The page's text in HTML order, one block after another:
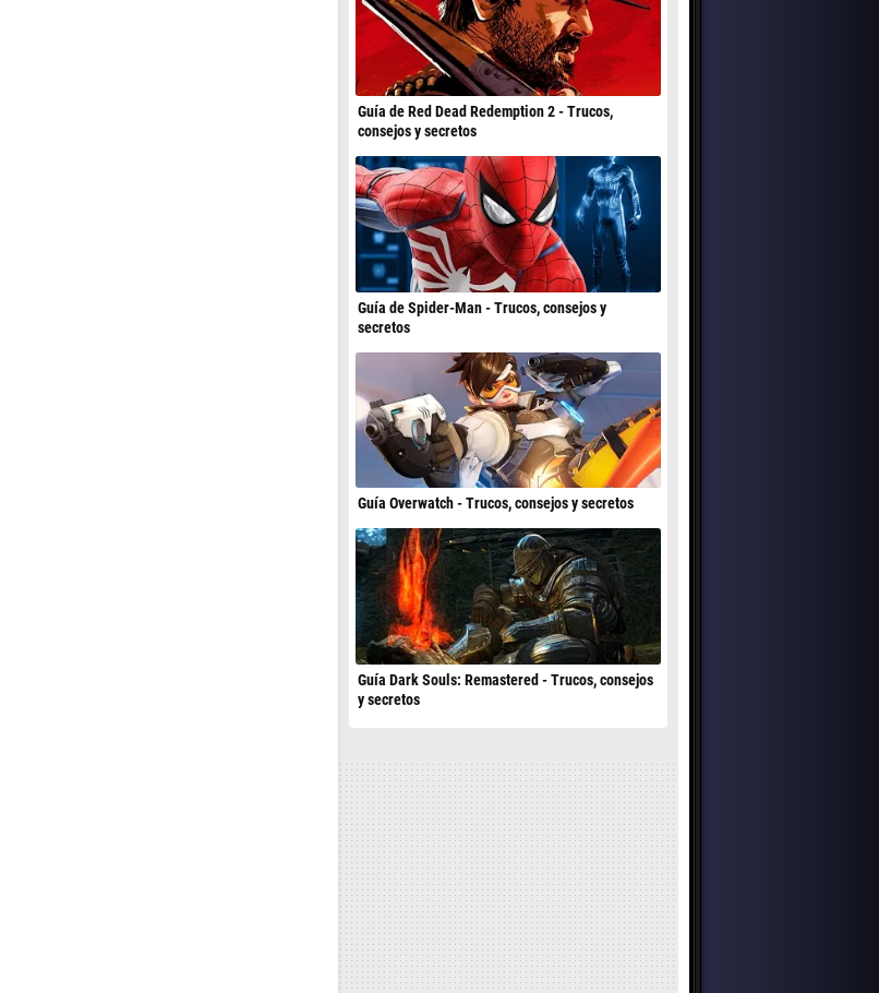
Guía de Red Dead Redemption 2 - Trucos,
consejos y secretos
Guía de Spider-Man - Trucos, consejos y
secretos
Guía Overwatch - Trucos, consejos y secretos
Guía Dark Souls: Remastered - Trucos, consejos
y secretos